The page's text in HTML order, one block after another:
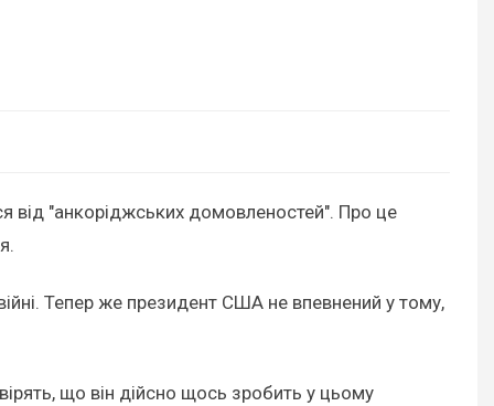
від "анкоріджських домовленостей". Про це
Тепер же президент США не впевнений у тому,
що він дійсно щось зробить у цьому